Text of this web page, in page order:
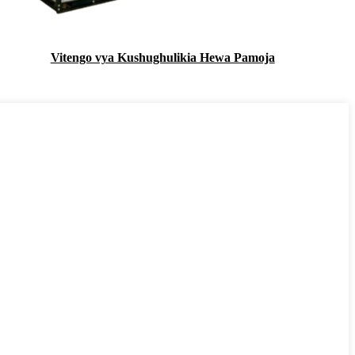
Vitengo vya Kushughulikia Hewa Pamoja